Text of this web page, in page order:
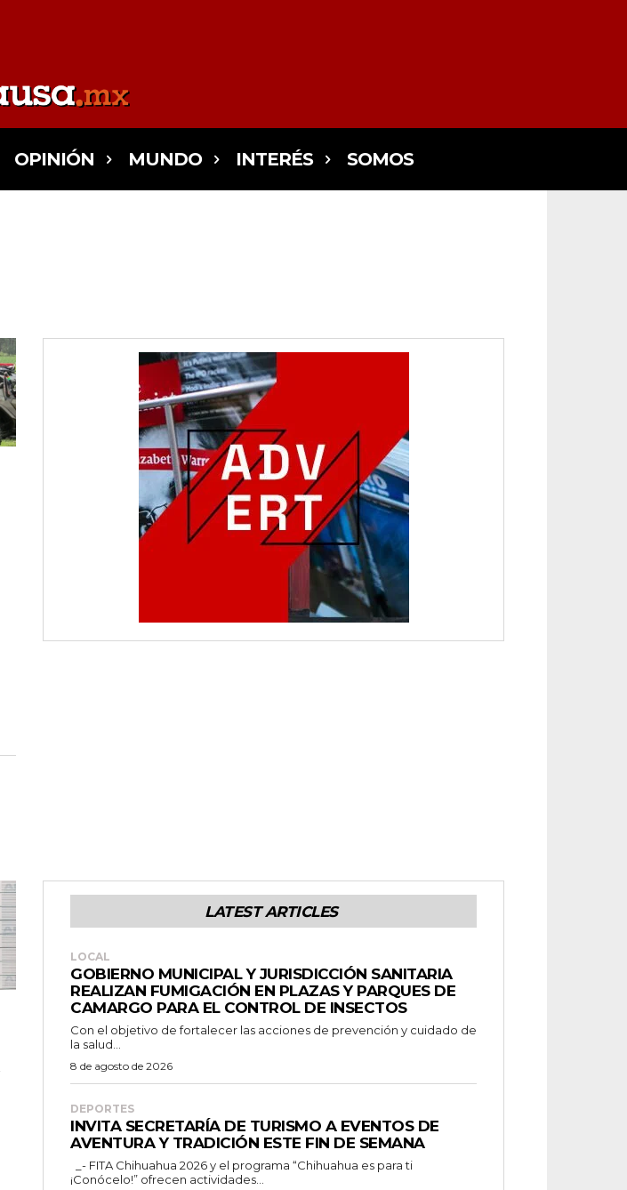
OPINIÓN MUNDO INTERÉS SOMOS
LATEST ARTICLES
LOCAL
GOBIERNO MUNICIPAL Y JURISDICCIÓN SANITARIA
REALIZAN FUMIGACIÓN EN PLAZAS Y PARQUES DE
CAMARGO PARA EL CONTROL DE INSECTOS
Con el objetivo de fortalecer las acciones de prevención y cuidado de
la salud...
8 de agosto de 2026
DEPORTES
INVITA SECRETARÍA DE TURISMO A EVENTOS DE
AVENTURA Y TRADICIÓN ESTE FIN DE SEMANA
¡Conócelo!” ofrecen actividades...